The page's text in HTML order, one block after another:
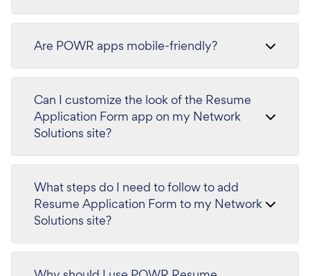
Are POWR apps mobile-friendly?
Can I customize the look of the Resume
Application Form app on my Network
Solutions site?
What steps do I need to follow to add
Resume Application Form to my Network
Solutions site?